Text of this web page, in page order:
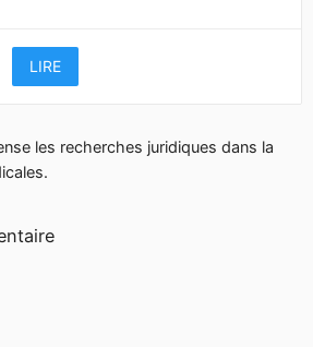
LIRE
les recherches juridiques dans la